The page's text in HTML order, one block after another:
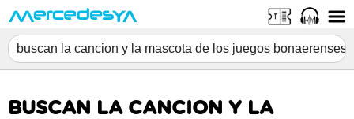
BUSCAN LA CANCION Y LA